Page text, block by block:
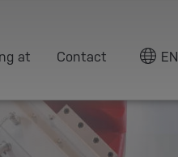
at Contact EN